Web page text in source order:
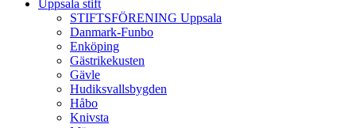
Uppsala stift
STIFTSFÖRENING Uppsala
Danmark-Funbo
Enköping
Gästrikekusten
Gävle
Hudiksvallsbygden
Håbo
Knivsta